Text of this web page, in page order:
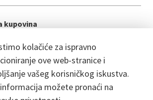
kolačiće za ispravno
ove web-stranice i
vašeg korisničkog iskustva.
možete pronaći na
kupovina
redu